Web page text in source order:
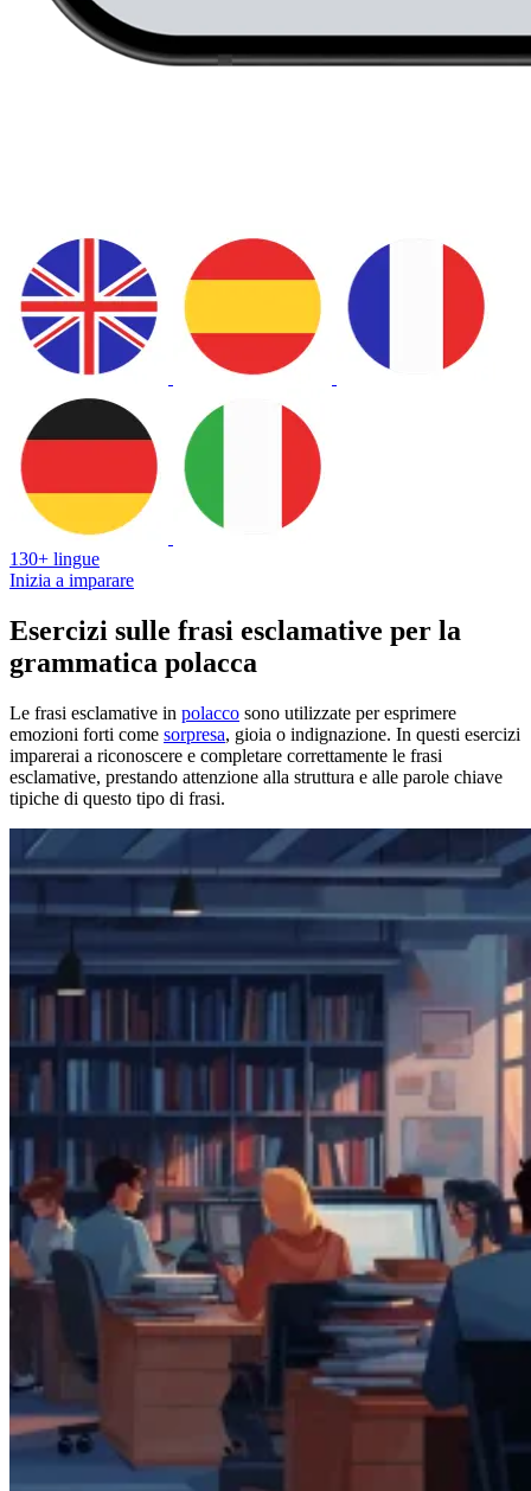
130+ lingue
Inizia a imparare
Esercizi sulle frasi esclamative per la
grammatica polacca
Le frasi esclamative in polacco sono utilizzate per esprimere
emozioni forti come sorpresa, gioia o indignazione. In questi esercizi
imparerai a riconoscere e completare correttamente le frasi
esclamative, prestando attenzione alla struttura e alle parole chiave
tipiche di questo tipo di frasi.